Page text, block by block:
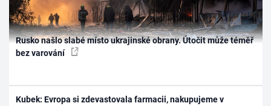
Rusko našlo slabé místo ukrajinské obrany. Útočit může téměř
bez varování
Kubek: Evropa si zdevastovala farmacii, nakupujeme v